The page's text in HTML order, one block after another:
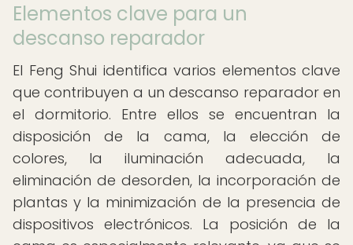
Elementos clave para un
descanso reparador
El Feng Shui identifica varios elementos clave
que contribuyen a un descanso reparador en
el dormitorio. Entre ellos se encuentran la
disposición de la cama, la elección de
colores, la iluminación adecuada, la
eliminación de desorden, la incorporación de
plantas y la minimización de la presencia de
dispositivos electrónicos. La posición de la